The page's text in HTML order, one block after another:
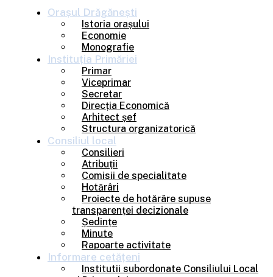
Orașul Drăgănești
Istoria orașului
Economie
Monografie
Instituția Primăriei
Primar
Viceprimar
Secretar
Direcția Economică
Arhitect șef
Structura organizatorică
Consiliul local
Consilieri
Atribuții
Comisii de specialitate
Hotărâri
Proiecte de hotărâre supuse
transparenței decizionale
Ședințe
Minute
Rapoarte activitate
Informare cetățeni
Institutii subordonate Consiliului Local